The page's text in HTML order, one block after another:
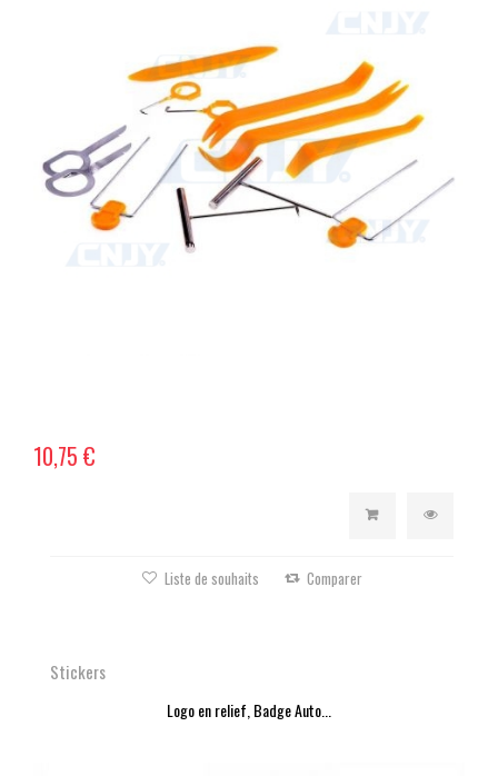
10,75 €
Liste de souhaits Comparer
Stickers
Logo en relief, Badge Auto...